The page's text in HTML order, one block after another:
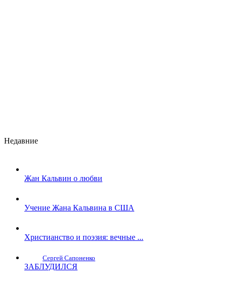
Недавние
Жан Кальвин о любви
Учение Жана Кальвина в США
Христианство и поэзия: вечные ...
Сергей Сапоненко
ЗАБЛУДИЛСЯ